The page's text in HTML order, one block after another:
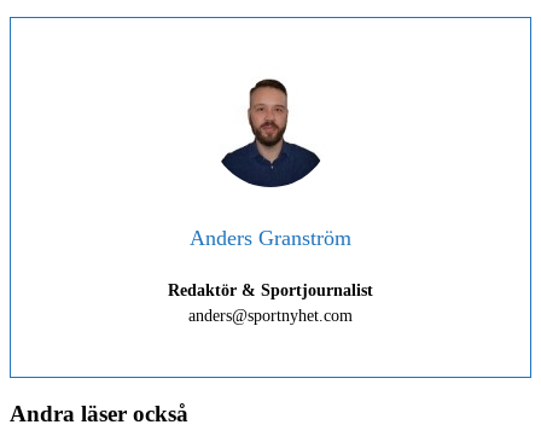
Anders Granström
Redaktör & Sportjournalist
anders@sportnyhet.com
Andra läser också